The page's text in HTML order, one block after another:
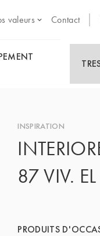
valeurs Contact
INSPIRATION
87 VIV.
PRODUITS